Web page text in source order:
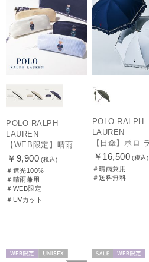
POLO RALPH
LAUREN
【WEB限定】晴雨兼用折りたたみ日傘 ポロ ラルフ ローレン（POLO RALPH LAUREN）ワンポイントベア 遮光100 UV100
￥9,900 (税込)
＃遮光100%
＃晴雨兼用
＃WEB限定
＃UVカット
POLO RALPH
LAUREN
￥16,500 (税込)
＃晴雨兼用
＃送料無料